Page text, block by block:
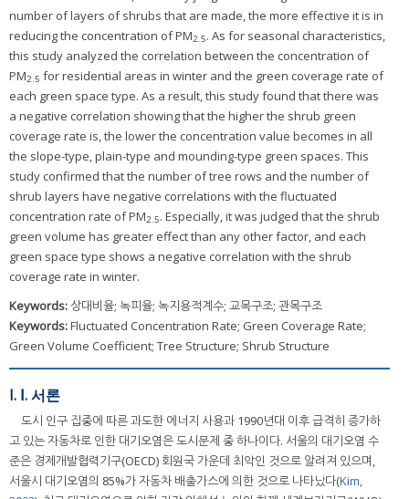
number of layers of shrubs that are made, the more effective it is in
reducing the concentration of PM2.5. As for seasonal characteristics,
this study analyzed the correlation between the concentration of
PM2.5 for residential areas in winter and the green coverage rate of
each green space type. As a result, this study found that there was
a negative correlation showing that the higher the shrub green
coverage rate is, the lower the concentration value becomes in all
the slope-type, plain-type and mounding-type green spaces. This
study confirmed that the number of tree rows and the number of
shrub layers have negative correlations with the fluctuated
concentration rate of PM2.5. Especially, it was judged that the shrub
green volume has greater effect than any other factor, and each
green space type shows a negative correlation with the shrub
coverage rate in winter.
Keywords:상대비율; 녹피율; 녹지용적계수; 교목구조; 관목구조
Keywords:Fluctuated Concentration Rate; Green Coverage Rate;
Green Volume Coefficient; Tree Structure; Shrub Structure
I. Ⅰ. 서론
도시 인구 집중에 따른 과도한 에너지 사용과 1990년대 이후 급격히 증가하
고 있는 자동차로 인한 대기오염은 도시문제 중 하나이다. 서울의 대기오염 수
준은 경제개발협력기구(OECD) 회원국 가운데 최악인 것으로 알려져 있으며,
서울시 대기오염의 85%가 자동차 배출가스에 의한 것으로 나타났다(Kim,